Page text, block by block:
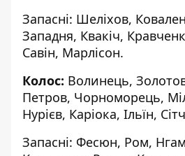
Запасні: Шеліхов,
Западня, Квакіч,
Савін, Марлісон.
Колос: Волинець,
Петров, Чорноморець,
Нурієв, Каріока, Ільїн,
Запасні: Фесюн, Ром,